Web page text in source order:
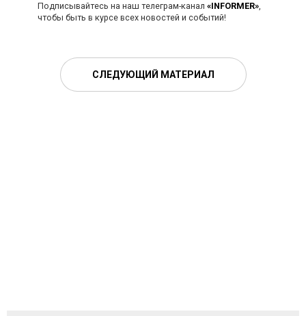
Подписывайтесь на наш телеграм-канал «INFORMER»,
чтобы быть в курсе всех новостей и событий!
СЛЕДУЮЩИЙ МАТЕРИАЛ